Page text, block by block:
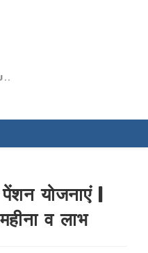
योजनाएं |
व लाभ